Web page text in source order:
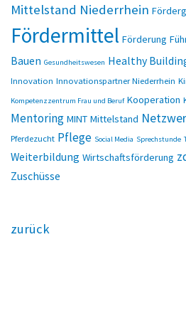
Mittelstand Niederrhein
Fördermittel Förderung
Bauen Gesundheitswesen Healthy
Innovation Innovationspartner Niederrhein
Kompetenzzentrum Frau und Beruf Kooperation
Mentoring MINT Mittelstand
Pferdezucht Pflege Social Media Sprechstunde
Weiterbildung Wirtschaftsförderung
Zuschüsse
zurück